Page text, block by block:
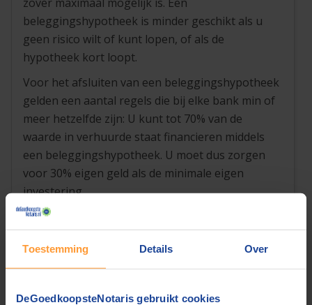
Toestemming Details Over
DeGoedkoopsteNotaris gebruikt cookies
beleggingshypotheek is minder geschikt als u
geen risico wilt of kunt lopen, of als de
hypotheek kort loopt.
Voor het afsluiten van een beleggingshypotheek
gelden een aantal regels die bij elke bank min of
meer hetzelfde zijn: U kunt tot 70% van de
waarde in verhuurde staat financieren middels
een beleggingshypotheek. U moet dus zorgen
voor 30% eigen geld als de minimale eigen
investering.
De beleggingshypotheek kan
afgesloten door starters vanaf 1 januari 2013.
Gaat u een huis kopen? Dan krijgt u ongetwijfeld
notaris nodig heeft bij hetkopen van een huis